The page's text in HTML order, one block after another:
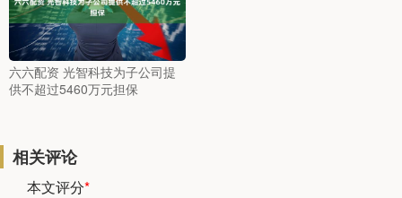
六六配资 光智科技为子公司提
供不超过5460万元担保
相关评论
本文评分*